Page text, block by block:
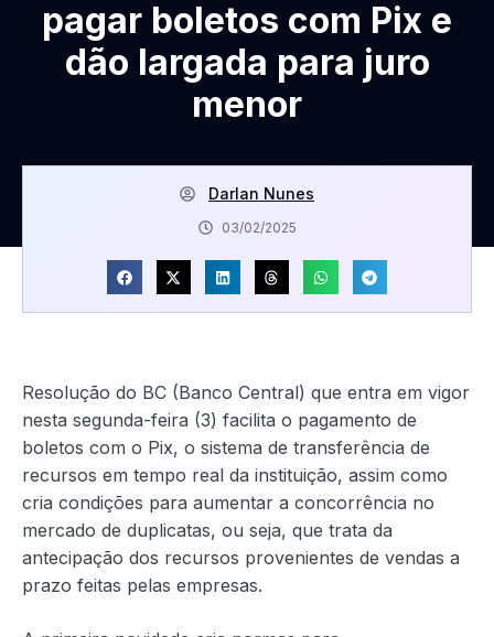
pagar boletos com Pix e
dão largada para juro
menor
Darlan Nunes
03/02/2025
Resolução do BC (Banco Central) que entra em vigor
nesta segunda-feira (3) facilita o pagamento de
boletos com o Pix, o sistema de transferência de
recursos em tempo real da instituição, assim como
cria condições para aumentar a concorrência no
mercado de duplicatas, ou seja, que trata da
antecipação dos recursos provenientes de vendas a
prazo feitas pelas empresas.